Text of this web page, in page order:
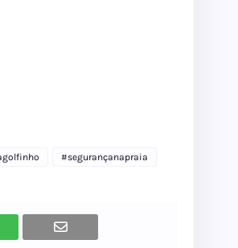
#segurançanapraia